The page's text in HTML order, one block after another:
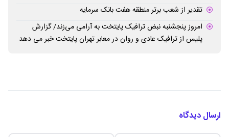
تقدیر از شعب برتر منطقه هفت بانک سرمایه
امروز پنجشنبه نبض ترافیک پایتخت به آرامی می‌زند/ گزارش
پلیس از ترافیک عادی و روان در معابر تهران پایتخت خبر می دهد
ارسال دیدگاه